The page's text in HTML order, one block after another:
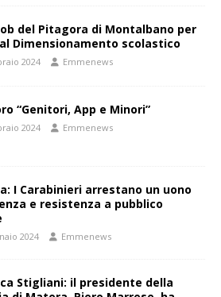
del Pitagora di Montalbano per
Dimensionamento scolastico
2024 Emmenews
“Genitori, App e Minori”
2024 Emmenews
I Carabinieri arrestano un uono
e resistenza a pubblico
2024 Emmenews
Stigliani: il presidente della